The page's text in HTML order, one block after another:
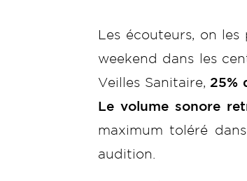
Les écouteurs, on
weekend dans les
Veilles Sanitaire, 25%
Le volume sonore
maximum toléré
audition.